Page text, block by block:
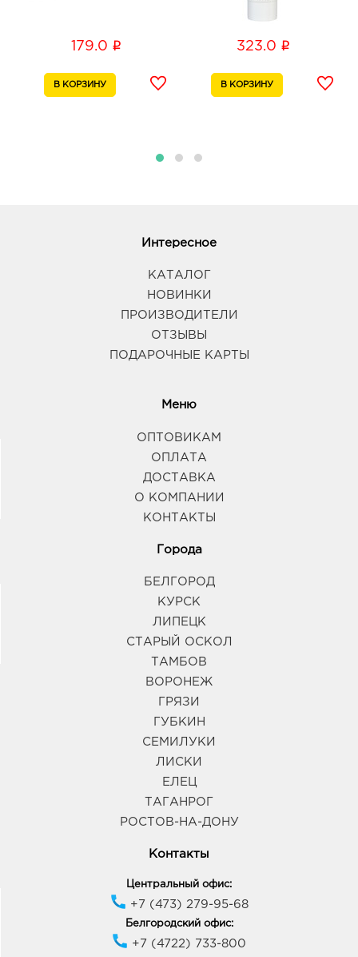
179.0 i 323.0 i
Интересное
КАТАЛОГ
НОВИНКИ
ПРОИЗВОДИТЕЛИ
ОТЗЫВЫ
ПОДАРОЧНЫЕ КАРТЫ
Меню
ОПТОВИКАМ
ОПЛАТА
ДОСТАВКА
О КОМПАНИИ
КОНТАКТЫ
Города
БЕЛГОРОД
КУРСК
ЛИПЕЦК
СТАРЫЙ ОСКОЛ
ТАМБОВ
ВОРОНЕЖ
ГРЯЗИ
ГУБКИН
СЕМИЛУКИ
ЛИСКИ
ЕЛЕЦ
ТАГАНРОГ
РОСТОВ-НА-ДОНУ
Контакты
Центральный офис:
+7 (473) 279-95-68
Белгородский офис:
+7 (4722) 733-800